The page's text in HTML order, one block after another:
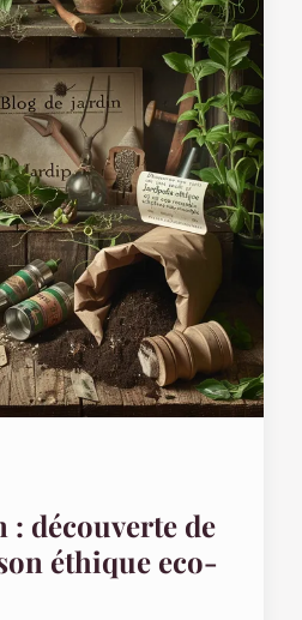
: découverte de
éthique eco-